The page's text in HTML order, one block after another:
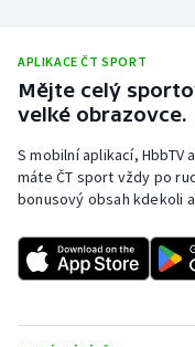
APLIKACE ČT SPORT
Mějte celý
velké obrazovce.
S mobilní aplikací,
máte ČT sport vždy po
bonusový obsah kdekoli